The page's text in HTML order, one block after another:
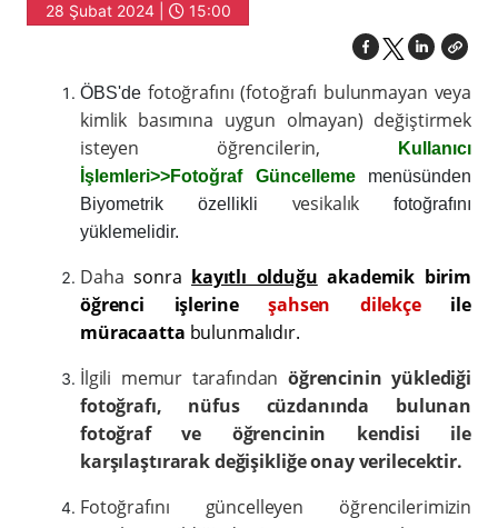
28 Şubat 2024 | 15:00
ÖBS'defotoğrafını (fotoğrafı bulunmayan veya
kimlik basımına uygun olmayan) değiştirmek
isteyen öğrencilerin,
Kullanıcı
İşlemleri>>Fotoğraf Güncellememenüsünden
Biyometrik özellikli vesikalıkfotoğrafını
yüklemelidir.
Daha sonra kayıtlı olduğu akademik birim
öğrenci işlerine
şahsen dilekçeile
müracaatta bulunmalıdır.
İlgili memur tarafından öğrencinin yüklediği
fotoğrafı, nüfus cüzdanında bulunan
fotoğraf ve öğrencinin kendisi ile
karşılaştırarak değişikliğe onay verilecektir.
Fotoğrafını güncelleyen öğrencilerimizin